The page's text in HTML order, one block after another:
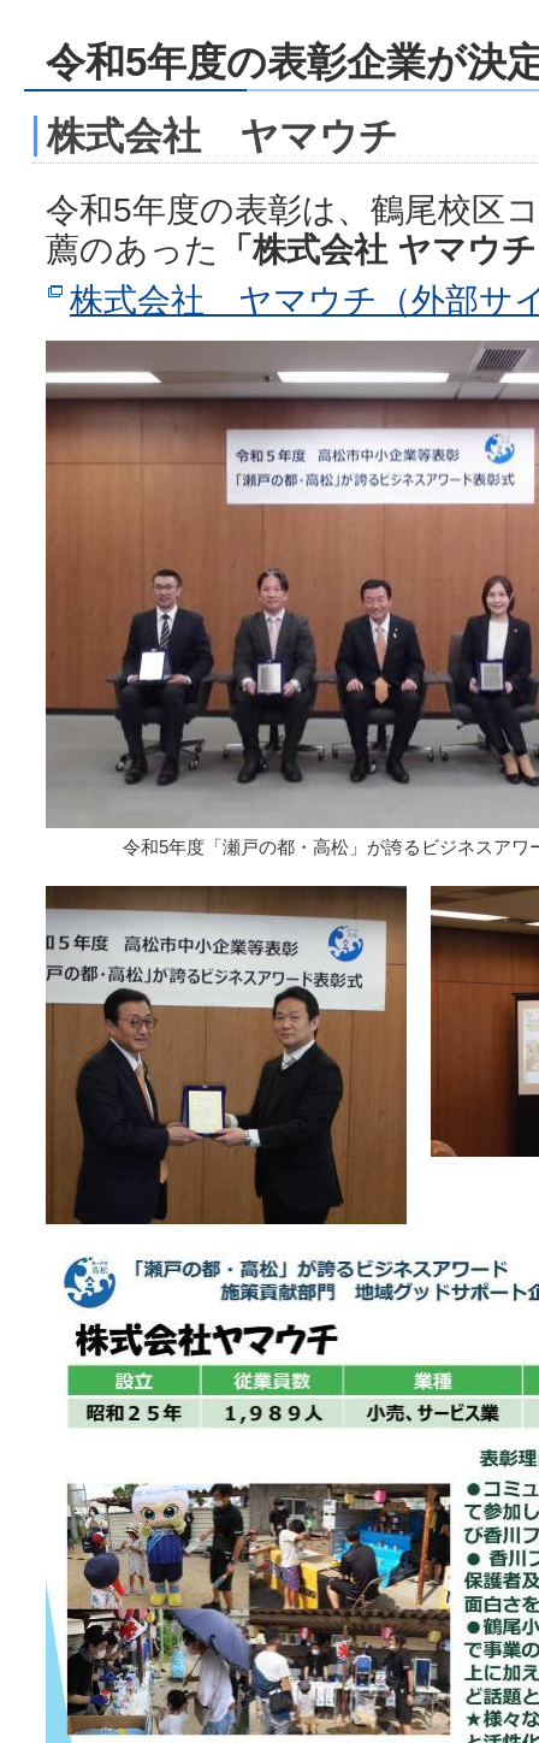
令和5年度の表彰企業が決
株式会社 ヤマウチ
令和5年度の表彰は、鶴尾校区
薦のあった
「株式会社 ヤマウ
株式会社 ヤマウチ（外部サ
令和5年度「瀬戸の都・高松」が誇るビジネスアワ